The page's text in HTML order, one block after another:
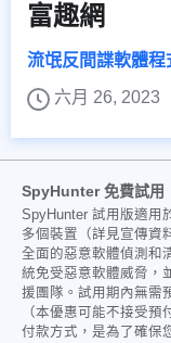
富趣網
流氓反間諜軟體程
六月 26, 2023
SpyHunter 免費試用
SpyHunter 試用版適用
多個裝置（詳見宣傳資
全面的惡意軟體偵測和
統免受惡意軟體威脅，
援團隊。試用期內無需
（本優惠可能不接受
付款方式，是為了確保